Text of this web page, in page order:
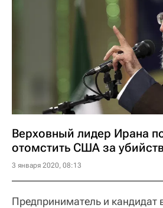
Верховный лидер Ирана
отомстить США за
3 января 2020, 08:13
Предприниматель и кандидат